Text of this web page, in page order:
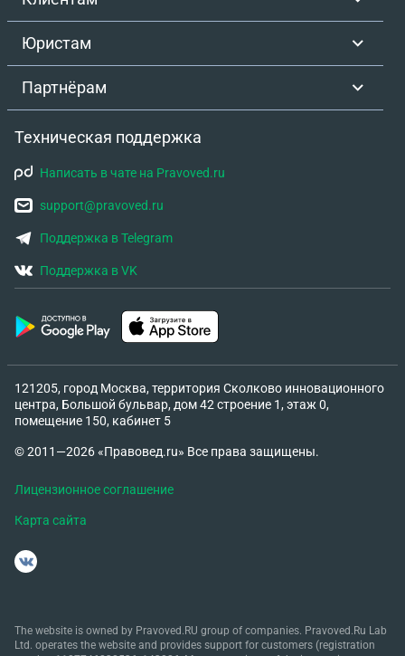
,недавно умер зять ,может ли ее воля быть
оспорить на этом основании сделку? 3. Есть
,вдруг после смерти матери они могут оспорить
сдоеу и в какой срок ,если случится ?. Спасибо за
ответ !
Юристам
Партнёрам
Техническая поддержка
Написать в чате на Pravoved.ru
support@pravoved.ru
Поддержка в Telegram
Поддержка в VK
121205, город Москва, территория Сколково инновационного
центра, Большой бульвар, дом 42 строение 1, этаж 0,
помещение 150, кабинет 5
© 2011—2026 «Правовед.ru» Все права защищены.
Лицензионное соглашение
Карта сайта
The website is owned by Pravoved.RU group of companies. Pravoved.Ru Lab
Ltd. operates the website and provides support for customers (registration